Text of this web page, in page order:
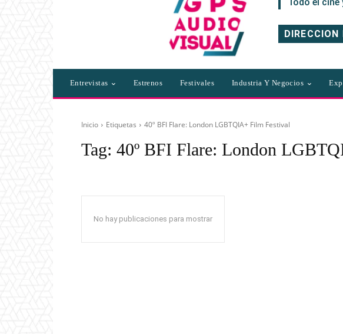
Entrevistas Estrenos Festivales Industria Y Negocios
Inicio Etiquetas 40º BFI Flare: London LGBTQIA+ Film Festival
Tag: 40º BFI Flare: London
No hay publicaciones para mostrar